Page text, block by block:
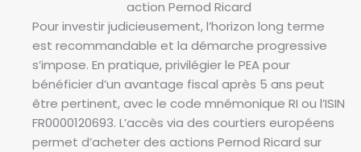
action Pernod Ricard
Pour investir judicieusement, l’horizon long terme
est recommandable et la démarche progressive
s’impose. En pratique, privilégier le PEA pour
bénéficier d’un avantage fiscal après 5 ans peut
être pertinent, avec le code mnémonique RI ou l’ISIN
FR0000120693. L’accès via des courtiers européens
permet d’acheter des actions Pernod Ricard sur